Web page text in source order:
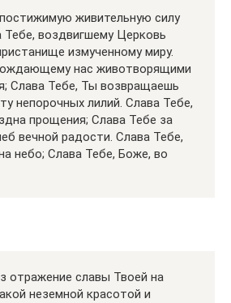
живительную силу
Тебе, воздвигшему Церковь
измученному миру.
нас животворящими
Слава Тебе, Ты возвращаешь
непорочных лилий. Слава Тебе,
прощения; Слава Тебе за
вечной радости. Слава Тебе,
небо; Слава Тебе, Боже, во
отражение славы Твоей на
неземной красотой и